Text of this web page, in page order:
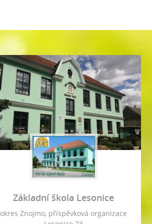
Základní škola Lesonice
okres Znojmo, příspěvková organizace